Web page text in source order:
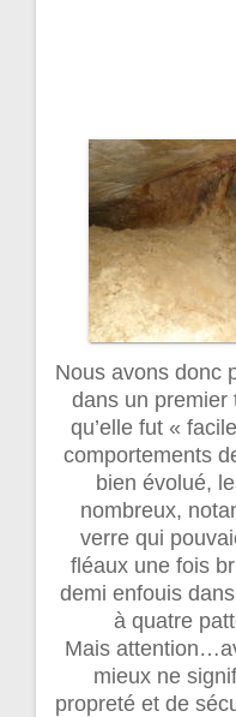
Nous avons donc
dans un premier
qu’elle fut «
comportements
bien évolué,
nombreux,
verre qui
fléaux une fois
demi enfouis
à quatre
Mais
mieux ne
propreté et de